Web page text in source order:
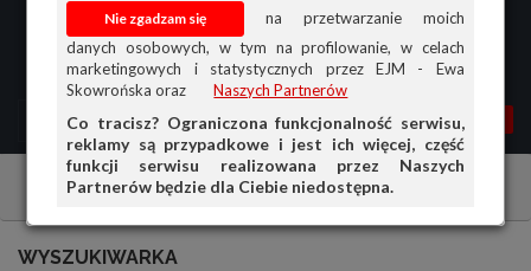
na przetwarzanie moich
danych osobowych, w tym na profilowanie, w celach
marketingowych i statystycznych przez EJM - Ewa
Skowrońska oraz
Naszych Partnerów
Co tracisz? Ograniczona funkcjonalność serwisu,
reklamy są przypadkowe i jest ich więcej, część
funkcji serwisu realizowana przez Naszych
Partnerów będzie dla Ciebie niedostępna.
MENU MOJA AG
PRZEGLĄD
Samochody osobowe Ssangyong
WYSZUKIWARKA